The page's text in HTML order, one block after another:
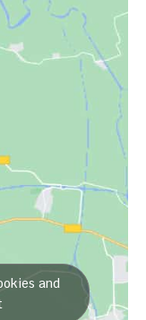
and